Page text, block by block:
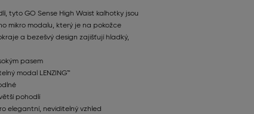
tyto GO Sense High Waist kalhotky jsou
mikro modalu, který je na pokožce
a bezešvý design zajišťují hladký,
pasem
modal LENZING™
pohodlí
elegantní, neviditelný vzhled